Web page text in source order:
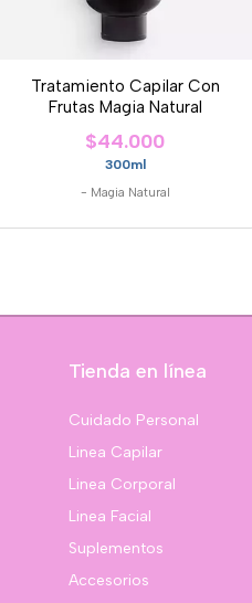
Tratamiento Capilar Con
Frutas Magia Natural
$44.000
300ml
- Magia Natural
Tienda en línea
Cuidado Personal
Linea Capilar
Linea Corporal
Linea Facial
Suplementos
Accesorios